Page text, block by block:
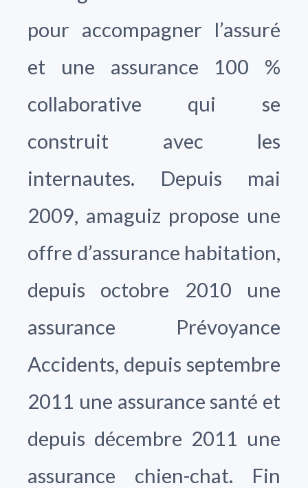
pour accompagner l’assuré
et une assurance 100 %
collaborative qui se
construit avec les
internautes. Depuis mai
2009, amaguiz propose une
offre d’assurance habitation,
depuis octobre 2010 une
assurance Prévoyance
Accidents, depuis septembre
2011 une assurance santé et
depuis décembre 2011 une
assurance chien-chat. Fin